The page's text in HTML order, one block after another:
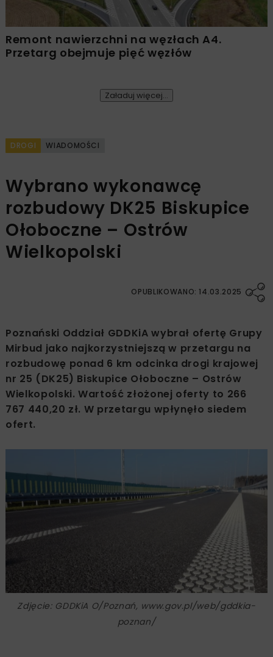
Remont nawierzchni na węzłach A4.
Przetarg obejmuje pięć węzłów
Załaduj więcej...
DROGI WIADOMOŚCI
Wybrano wykonawcę
rozbudowy DK25 Biskupice
Ołoboczne – Ostrów
Wielkopolski
OPUBLIKOWANO: 14.03.2025
Poznański Oddział GDDKiA wybrał ofertę Grupy
Mirbud jako najkorzystniejszą w przetargu na
rozbudowę ponad 6 km odcinka drogi krajowej
nr 25 (DK25) Biskupice Ołoboczne – Ostrów
Wielkopolski. Wartość złożonej oferty to 266
767 440,20 zł. W przetargu wpłynęło siedem
ofert.
Zdjęcie: GDDKiA O/Poznań, www.gov.pl/web/gddkia-
poznan/